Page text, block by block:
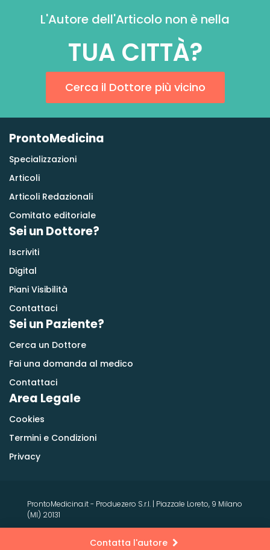
L'Autore dell'Articolo non è nella
TUA CITTÀ?
Cerca il Dottore più vicino
Contatta l'autore
ProntoMedicina
Specializzazioni
Articoli
Articoli Redazionali
Comitato editoriale
Sei un Dottore?
Iscriviti
Digital
Piani Visibilità
Contattaci
Sei un Paziente?
Cerca un Dottore
Fai una domanda al medico
Contattaci
Area Legale
Cookies
Termini e Condizioni
Privacy
ProntoMedicina.it - Produezero S.r.l. | Piazzale Loreto, 9 Milano
(MI) 20131